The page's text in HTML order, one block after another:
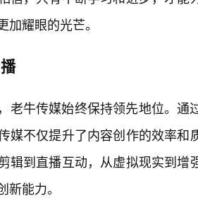
耀眼的光芒。
老牛传媒始终保持领先地位。通
媒不仅提升了内容创作的效率和
辑到直播互动，从虚拟现实到增
能力。